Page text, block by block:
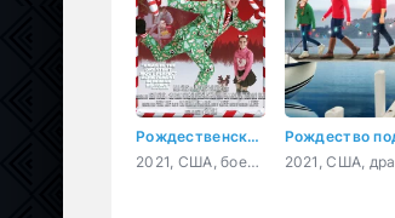
Рождественский чудак
2021, США, боевик, комедия